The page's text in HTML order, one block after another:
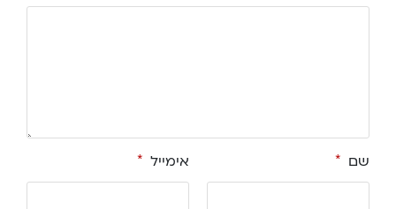
שם * אימייל *